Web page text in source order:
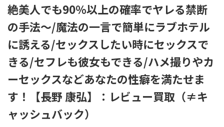
絶美人でも90％以上の確率でヤレる禁断
の手法～/魔法の一言で簡単にラブホテル
に誘える/セックスしたい時にセックスで
きる/セフレも彼女もできる/ハメ撮りやカ
ーセックスなどあなたの性癖を満たせま
す！【長野 康弘】：レビュー買取（≠キ
ャッシュバック）